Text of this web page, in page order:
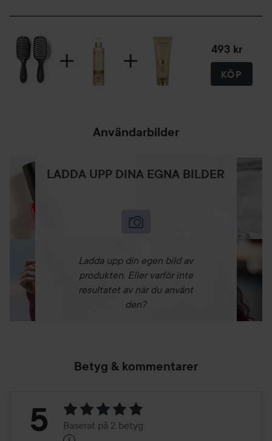
493 kr
KÖP
Användarbilder
LADDA UPP DINA EGNA BILDER
Ladda upp din egen bild av
produkten. Eller varför inte
resultatet av när du använt
den?
Betyg & kommentarer
Betyg:
5 Baserat på 2 betyg